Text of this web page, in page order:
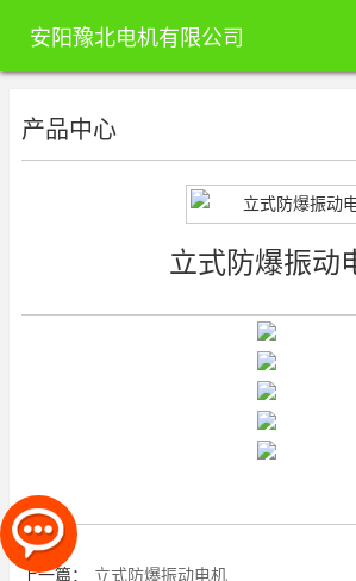
安阳豫北电机有限公司
产品中心
立式防爆振动
上一篇： 立式防爆振动电机